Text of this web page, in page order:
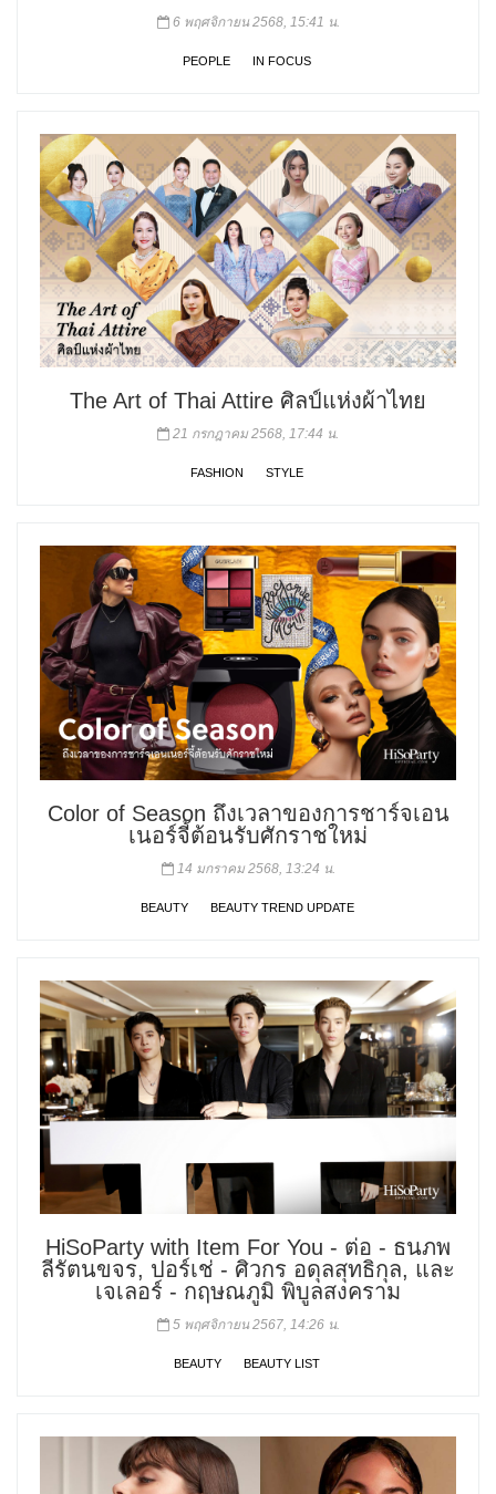
6 พฤศจิกายน 2568, 15:41 น.
PEOPLE IN FOCUS
The Art of Thai Attire ศิลป์แห่งผ้าไทย
21 กรกฎาคม 2568, 17:44 น.
FASHION STYLE
Color of Season ถึงเวลาของการชาร์จเอน
เนอร์จี้ต้อนรับศักราชใหม่
14 มกราคม 2568, 13:24 น.
BEAUTY BEAUTY TREND UPDATE
HiSoParty with Item For You - ต่อ - ธนภพ
ลีรัตนขจร, ปอร์เช่ - ศิวกร อดุลสุทธิกุล, และ
เจเลอร์ - กฤษณภูมิ พิบูลสงคราม
5 พฤศจิกายน 2567, 14:26 น.
BEAUTY BEAUTY LIST